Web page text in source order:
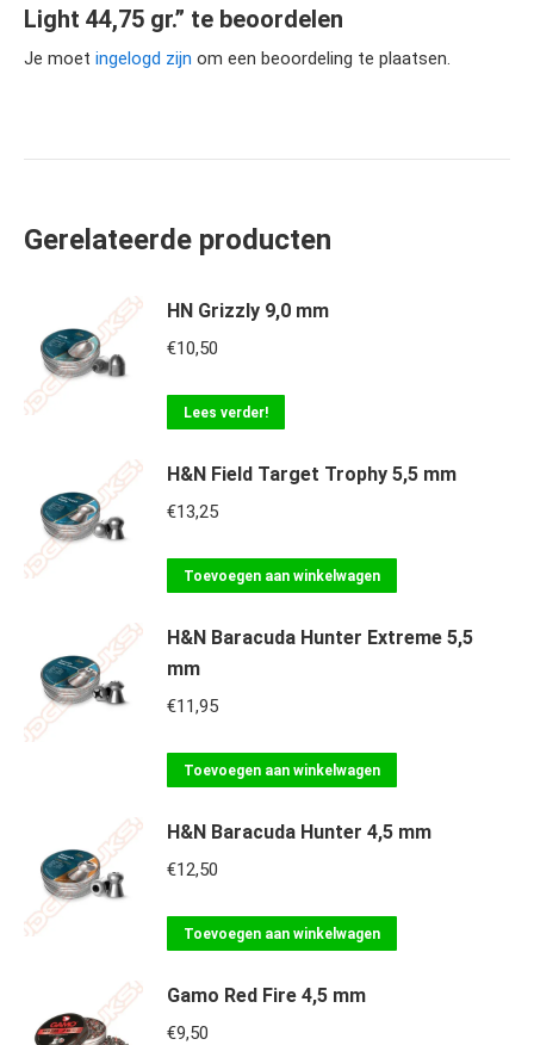
Light 44,75 gr.” te beoordelen
Je moet ingelogd zijn om een beoordeling te plaatsen.
Gerelateerde producten
HN Grizzly 9,0 mm
€10,50
Lees verder!
H&N Field Target Trophy 5,5 mm
€13,25
Toevoegen aan winkelwagen
H&N Baracuda Hunter Extreme 5,5
mm
€11,95
Toevoegen aan winkelwagen
H&N Baracuda Hunter 4,5 mm
€12,50
Toevoegen aan winkelwagen
Gamo Red Fire 4,5 mm
€9,50